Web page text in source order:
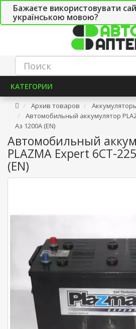
Бажаєте використовувати
українською мовою?
СТО
КАТЕГОРИИ
Архив товаров
Автомобильный аккумулятор
Аз 1200A (EN)
Автомобильный
PLAZMA Expert 6СТ-
(EN)